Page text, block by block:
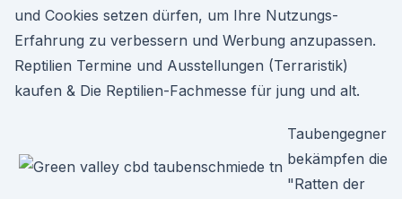
und Cookies setzen dürfen, um Ihre Nutzungs-
Erfahrung zu verbessern und Werbung anzupassen.
Reptilien Termine und Ausstellungen (Terraristik)
kaufen & Die Reptilien-Fachmesse für jung und alt.
Taubengegner
bekämpfen die
"Ratten der